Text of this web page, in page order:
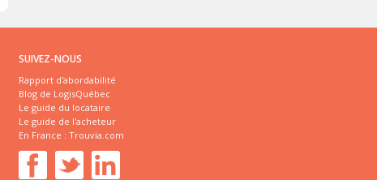
SUIVEZ-NOUS
Rapport d'abordabilité
Blog de LogisQuébec
Le guide du locataire
Le guide de l'acheteur
En France : Trouvia.com